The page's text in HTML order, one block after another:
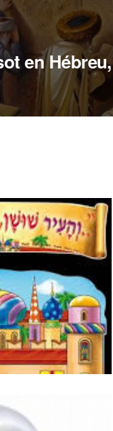
en